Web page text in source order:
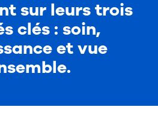
sur leurs trois
clés : soin,
et vue